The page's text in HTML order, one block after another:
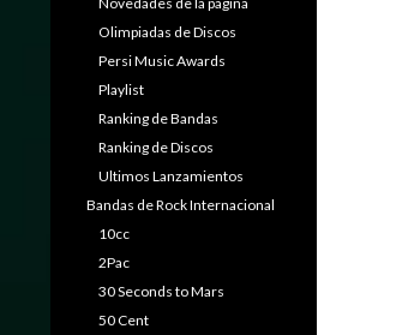
Olimpiadas de Discos
Persi Music Awards
Playlist
Ranking de Bandas
Ranking de Discos
Ultimos Lanzamientos
Bandas de Rock Internacional
10cc
2Pac
30 Seconds to Mars
50 Cent